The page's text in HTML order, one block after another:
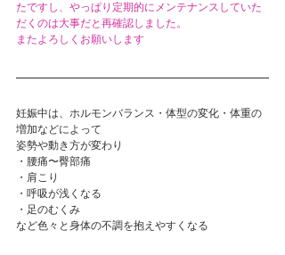
たですし、やっぱり定期的にメンテナンスしていた
だくのは大事だと再確認しました。
またよろしくお願いします
妊娠中は、ホルモンバランス・体型の変化・体重の
増加などによって
姿勢や動き方が変わり
・腰痛〜臀部痛
・肩こり
・呼吸が浅くなる
・足のむくみ
など色々と身体の不調を抱えやすくなる